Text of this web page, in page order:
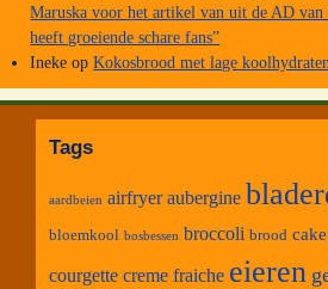
Maruska voor het artikel van uit de AD
heeft groeiende schare fans”
Ineke opKokosbrood met lage
Tags
aardbeien airfryer aubergine
bloemkool bosbessen broccoli brood cake
courgette creme fraiche eieren